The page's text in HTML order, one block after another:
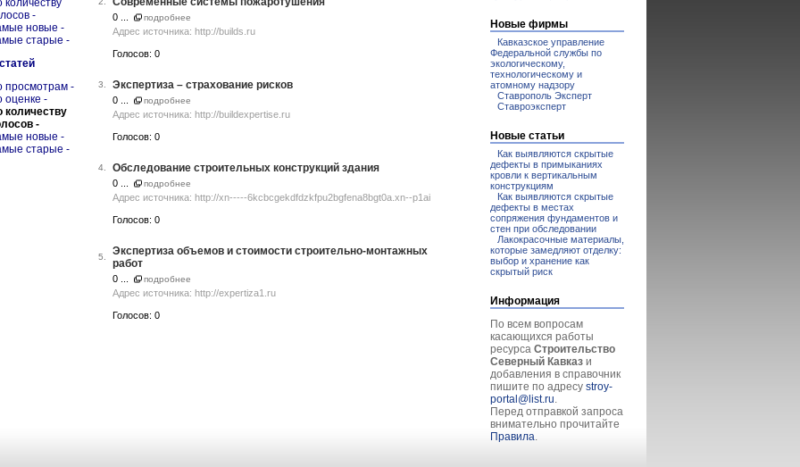
-
новые -
старые -
просмотрам -
оценке -
количеству
-
новые -
старые -
0 ... подробнее
Адрес источника: http://builds.ru
Голосов: 0
3. Экспертиза – страхование рисков
0 ... подробнее
Адрес источника: http://buildexpertise.ru
Голосов: 0
4. Обследование строительных конструкций здания
0 ... подробнее
Адрес источника: http://xn-----6kcbcgekdfdzkfpu2bgfena8bgt0a.xn--p1ai
Голосов: 0
5.
Экспертиза объемов и стоимости строительно-монтажных
работ
0 ... подробнее
Адрес источника: http://expertiza1.ru
Голосов: 0
Новые фирмы
Кавказское управление
Федеральной службы по
экологическому,
технологическому и
атомному надзору
Ставрополь Эксперт
Ставроэксперт
Новые статьи
Как выявляются скрытые
дефекты в примыканиях
кровли к вертикальным
конструкциям
Как выявляются скрытые
дефекты в местах
сопряжения фундаментов и
стен при обследовании
Лакокрасочные материалы,
которые замедляют отделку:
выбор и хранение как
скрытый риск
Информация
По всем вопросам
касающихся работы
ресурса Строительство
Северный Кавказ и
добавления в справочник
пишите по адресу stroy-
portal@list.ru.
Перед отправкой запроса
внимательно прочитайте
Правила.